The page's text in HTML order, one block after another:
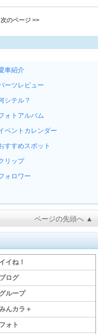
次のページ >>
車紹介
ーツレビュー
シテル？
ォトアルバム
ベントカレンダー
すすめスポット
リップ
ォロワー
ページの先頭へ ▲
イイね！
ブログ
グループ
んカラ＋
フォト